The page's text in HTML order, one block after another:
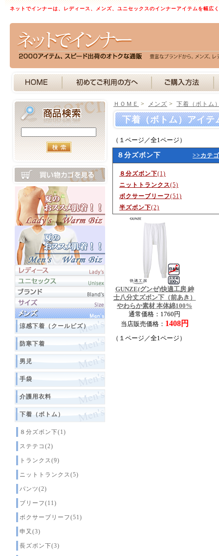
ネットでインナーは、レディース、メンズ、ユニセックスのインナーアイテムを幅広
涼感下着（クールビズ）
防寒下着
男児
手袋
介護用衣料
下着（ボトム）
８分ズボン下(1)
ステテコ(2)
トランクス(9)
ニットトランクス(5)
パンツ(2)
ブリーフ(11)
ボクサーブリーフ(51)
申又(3)
長ズボン下(3)
ＨＯＭＥ > メンズ > 下着（ボトム
下着（ボトム）アイ
（１ページ／全1ページ）
８分ズボン下 >>カテ
８分ズボン下(1)
ニットトランクス(5)
ボクサーブリーフ(51)
半ズボン下(2)
GUNZE(グンゼ)快適工房 紳
士八分丈ズボン下（前あき）
やわらか素材 本体綿100%
通常価格：1760円
当店販売価格： 1408円
（１ページ／全1ページ）